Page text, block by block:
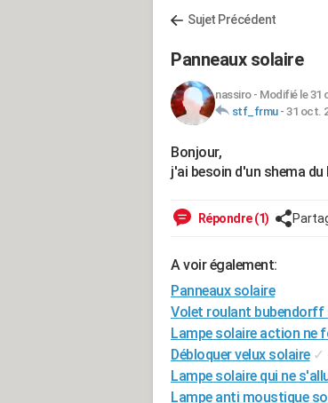
Sujet Précédent
Panneaux solaire
nassiro- Modifié le 31
stf_frmu- 31 oct.
Bonjour,
j'ai besoin d'un shema
Répondre (1)
A voir également:
Panneaux solaire
Volet roulant bubendorff
Lampe solaire action ne
Débloquer velux solaire ✓
Lampe solaire qui ne
Lampe anti moustique